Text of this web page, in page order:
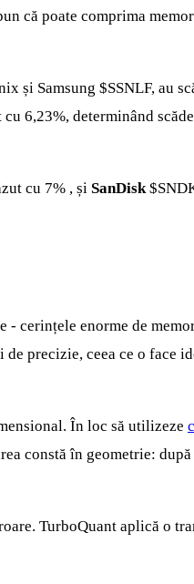
că poate comprima
și Samsung $SSNLF, au
6,23%, determinând
cu 7% , și SanDisk
cerințele enorme de
precizie, ceea ce o face
În loc să utilizeze
constă în geometrie:
TurboQuant aplică o